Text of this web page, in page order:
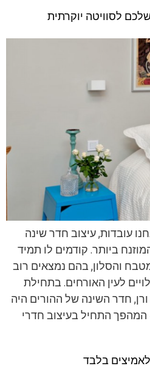
לסוויטה יוקרתית
עובדות, עיצוב חדר שינה
ביותר. קודמים לו תמיד
והסלון, בהם נמצאים רוב
לעין האורחים. בתחילת
חדר השינה של ההורים היה
המהפך התחיל בעיצוב חדרי